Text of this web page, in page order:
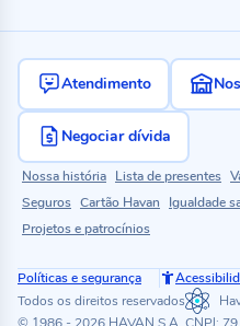
Atendimento
Negociar dívida
Nossa história Lista de presentes
Seguros Cartão Havan Igualdade
Projetos e patrocínios
Políticas e segurança
Todos os direitos reservados